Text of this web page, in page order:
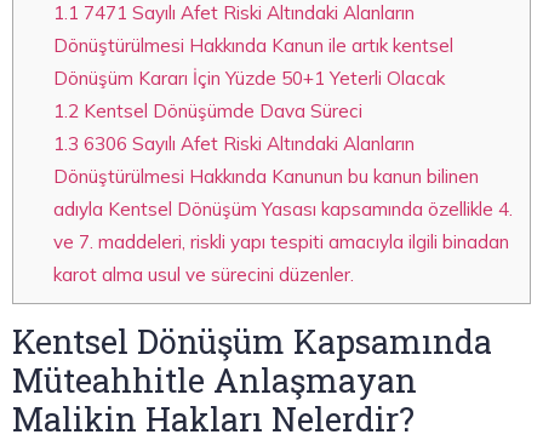
1.1 7471 Sayılı Afet Riski Altındaki Alanların
Dönüştürülmesi Hakkında Kanun ile artık kentsel
Dönüşüm Kararı İçin Yüzde 50+1 Yeterli Olacak
1.2Kentsel Dönüşümde Dava Süreci
1.3 6306 Sayılı Afet Riski Altındaki Alanların
Dönüştürülmesi Hakkında Kanunun bu kanun bilinen
adıyla Kentsel Dönüşüm Yasası kapsamında özellikle 4.
ve 7. maddeleri, riskli yapı tespiti amacıyla ilgili binadan
karot alma usul ve sürecini düzenler.
Kentsel Dönüşüm Kapsamında
Müteahhitle Anlaşmayan
Malikin Hakları Nelerdir?